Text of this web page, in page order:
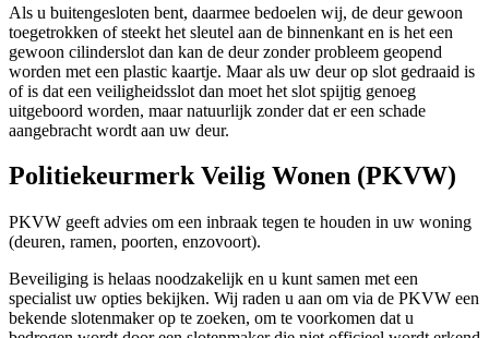
Als u buitengesloten bent, daarmee bedoelen wij, de deur gewoon
toegetrokken of steekt het sleutel aan de binnenkant en is het een
gewoon cilinderslot dan kan de deur zonder probleem geopend
worden met een plastic kaartje. Maar als uw deur op slot gedraaid is
of is dat een veiligheidsslot dan moet het slot spijtig genoeg
uitgeboord worden, maar natuurlijk zonder dat er een schade
aangebracht wordt aan uw deur.
Politiekeurmerk Veilig Wonen (PKVW)
PKVW geeft advies om een inbraak tegen te houden in uw woning
(deuren, ramen, poorten, enzovoort).
Beveiliging is helaas noodzakelijk en u kunt samen met een
specialist uw opties bekijken. Wij raden u aan om via de PKVW een
bekende slotenmaker op te zoeken, om te voorkomen dat u